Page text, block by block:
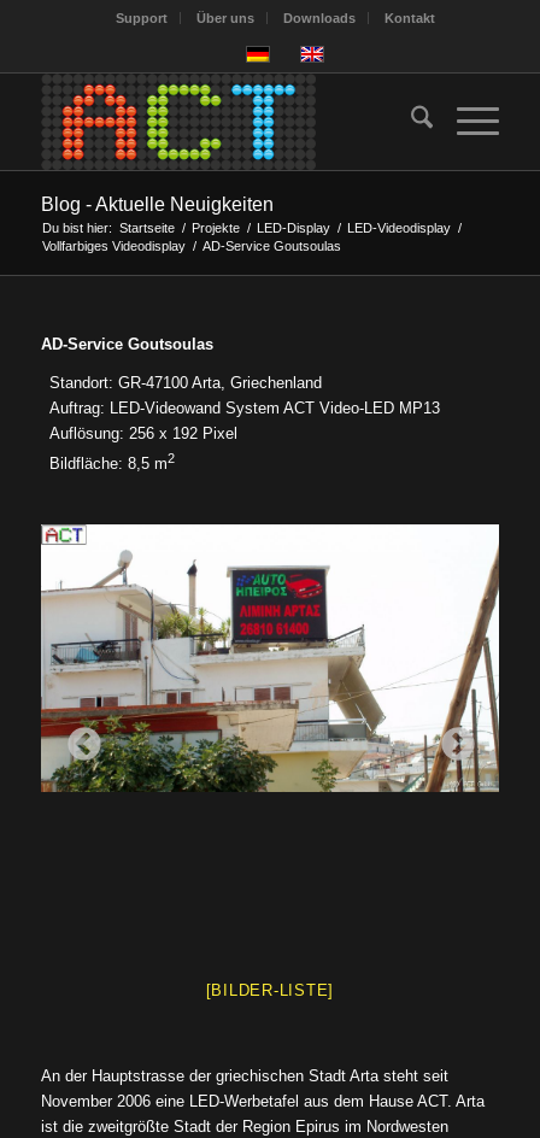
Support Über uns Downloads Kontakt
Blog - Aktuelle Neuigkeiten
Du bist hier: Startseite / Projekte / LED-Display / LED-Videodisplay /
Vollfarbiges Videodisplay / AD-Service Goutsoulas
AD-Service Goutsoulas
Standort: GR-47100 Arta, Griechenland
Auftrag: LED-Videowand System ACT Video-LED MP13
Auflösung: 256 x 192 Pixel
Bildfläche: 8,5 m2
[BILDER-LISTE]
An der Hauptstrasse der griechischen Stadt Arta steht seit
November 2006 eine LED-Werbetafel aus dem Hause ACT. Arta
ist die zweitgrößte Stadt der Region Epirus im Nordwesten